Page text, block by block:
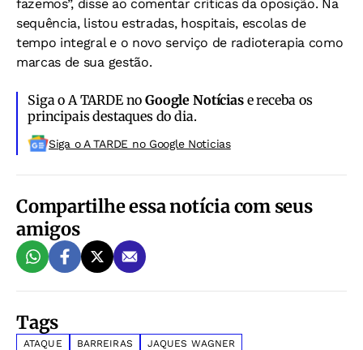
fazemos”, disse ao comentar críticas da oposição. Na
sequência, listou estradas, hospitais, escolas de
tempo integral e o novo serviço de radioterapia como
marcas de sua gestão.
Siga o A TARDE noGoogle Notíciase receba os
principais destaques do dia.
Siga o A TARDE no Google Noticias
Compartilhe essa notícia com seus
amigos
Tags
ATAQUE BARREIRAS
JAQUES WAGNER